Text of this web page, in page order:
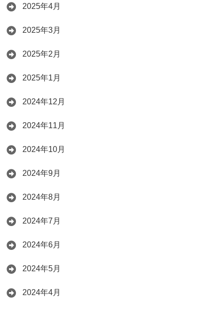
2025年4月
2025年3月
2025年2月
2025年1月
2024年12月
2024年11月
2024年10月
2024年9月
2024年8月
2024年7月
2024年6月
2024年5月
2024年4月